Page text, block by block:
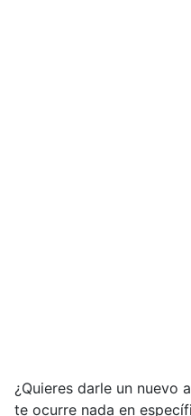
¿Quieres darle un nuevo
te ocurre nada en